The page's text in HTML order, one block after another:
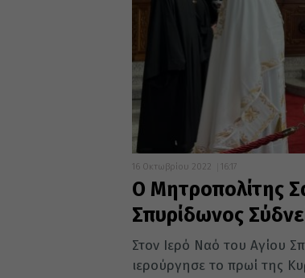
16 Οκτωβρίου 2022 16:17
Ο Μητροπολίτης
Σπυρίδωνος
Στον Ιερό Ναό του Αγίου
ιερούργησε το πρωί της